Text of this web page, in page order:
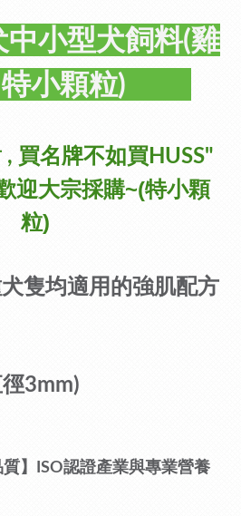
小型犬飼料(雞
特小顆粒)
買名牌不如買HUSS"
迎大宗採購~(特小顆
粒)
隻均適用的強肌配方
3mm)
質】ISO認證產業與專業營養